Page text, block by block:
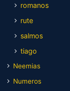
romanos
rute
salmos
tiago
Neemias
Numeros